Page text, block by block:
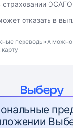
страховании ОСАГО
отказать в
переводы А можно